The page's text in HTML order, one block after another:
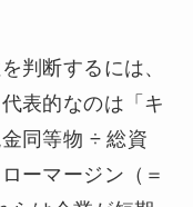
判断するには、
表的なのは「キ
同等物 ÷ 総資
ーマージン（＝